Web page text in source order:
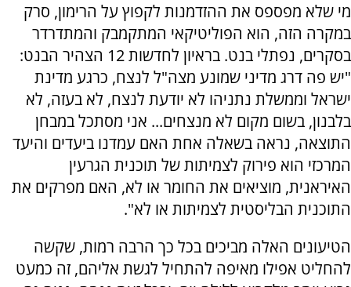
מי שלא מפספס את ההזדמנות לקפוץ על הרימון, סרק
במקרה הזה, הוא הפוליטיקאי המתקמבק והמתדרדר
בסקרים, נפתלי בנט. בראיון לחדשות 12 הצהיר הבנט:
"יש פה דרג מדיני שמונע מצה"ל לנצח, כרגע מדינת
ישראל וממשלת נתניהו לא יודעת לנצח, לא בעזה, לא
בלבנון, בשום מקום לא מנצחים... אני מסתכל במבחן
התוצאה, נראה בשאלה אחת האם עמדנו ביעדים והיעד
המרכזי הוא פירוק לצמיתות של תוכנית הגרעין
האיראנית, מוציאים את החומר או לא, האם מפרקים את
התוכנית הבליסטית לצמיתות או לא".
הטיעונים האלה מביכים בכל כך הרבה רמות, שקשה
להחליט אפילו מאיפה להתחיל לגשת אליהם, זה כמעט